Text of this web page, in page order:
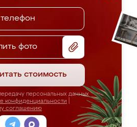
фото
стоимость
персональных данных
конфиденциальности
соглашению